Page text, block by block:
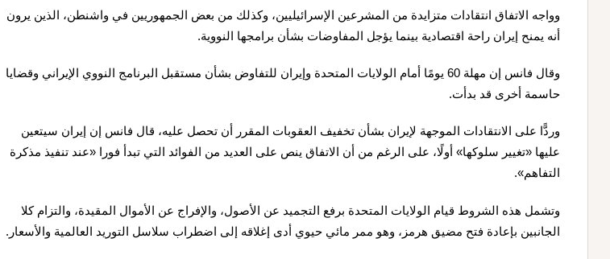
وواجه الاتفاق انتقادات متزايدة من المشرعين الإسرائيليين، وكذلك من بعض الجمهوريين في واشنطن، الذين يرون
أنه يمنح إيران راحة اقتصادية بينما يؤجل المفاوضات بشأن برامجها النووية.
وقال فانس إن مهلة 60 يومًا أمام الولايات المتحدة وإيران للتفاوض بشأن مستقبل البرنامج النووي الإيراني وقضايا
حاسمة أخرى قد بدأت.
وردًّا على الانتقادات الموجهة لإيران بشأن تخفيف العقوبات المقرر أن تحصل عليه، قال فانس إن إيران سيتعين
عليها «تغيير سلوكها» أولًا، على الرغم من أن الاتفاق ينص على العديد من الفوائد التي تبدأ فورا «عند تنفيذ مذكرة
التفاهم».
وتشمل هذه الشروط قيام الولايات المتحدة برفع التجميد عن الأصول، والإفراج عن الأموال المقيدة، والتزام كلا
الجانبين بإعادة فتح مضيق هرمز، وهو ممر مائي حيوي أدى إغلاقه إلى اضطراب سلاسل التوريد العالمية والأسعار.